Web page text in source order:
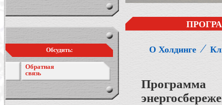
Обсудить:
Обратная
связь
О Холдинге ⁄